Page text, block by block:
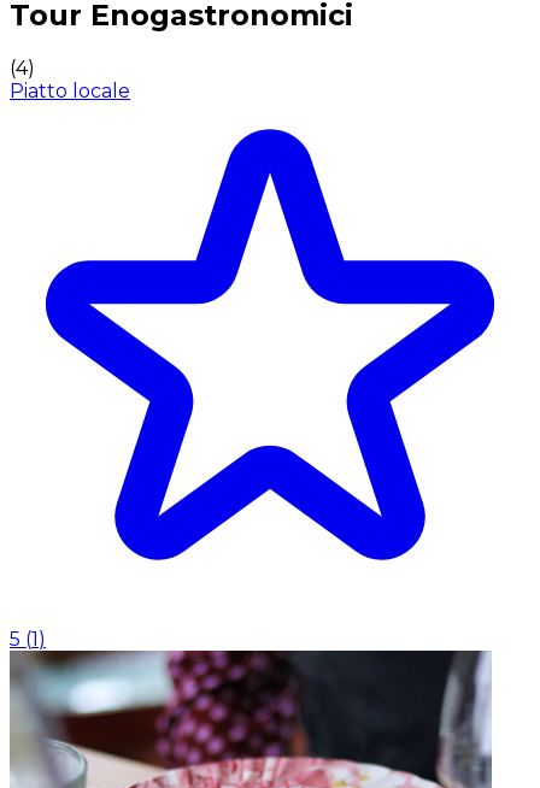
Tour Enogastronomici
(4)
Piatto locale
5 (1)